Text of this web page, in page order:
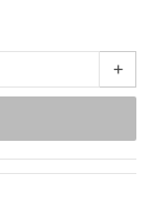
+